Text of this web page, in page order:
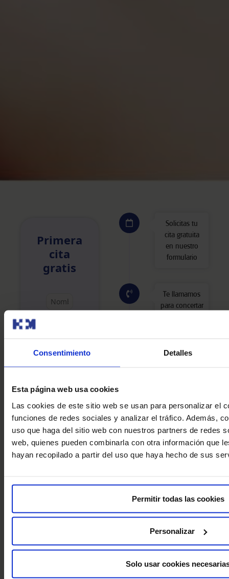
Consentimiento Detalles
Esta página web usa cookies
Las cookies de este sitio web se usan para personalizar el
funciones de redes sociales y analizar el tráfico. Además,
uso que haga del sitio web con nuestros partners de redes
web, quienes pueden combinarla con otra información que
hayan recopilado a partir del uso que haya hecho de sus
Permitir todas las cookies
Personalizar
Solo usar cookies
Primera
cita
gratis
Fecha de nacimiento
Decla
consi
trata
Solicitas tu
cita gratuita
en nuestro
formulario
Te llamamos
para concertar
asignaremos
proceso y
resolverá tus
dudas.
programamos
las pruebas
de
El doctor